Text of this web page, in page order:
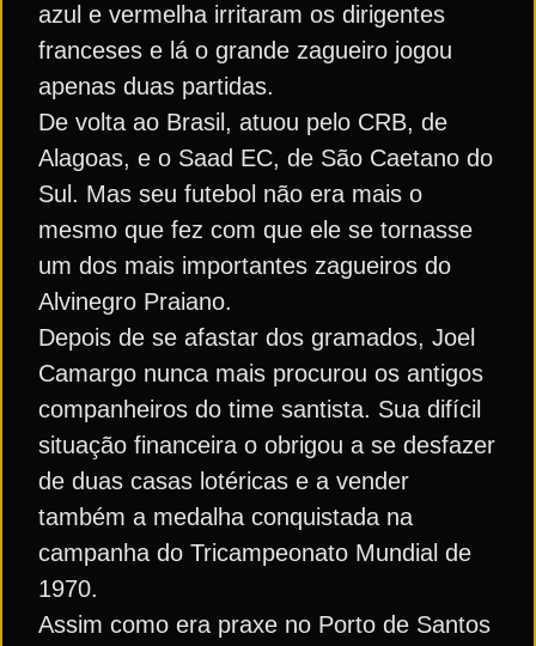
azul e vermelha irritaram os dirigentes
franceses e lá o grande zagueiro jogou
apenas duas partidas.
De volta ao Brasil, atuou pelo CRB, de
Alagoas, e o Saad EC, de São Caetano do
Sul. Mas seu futebol não era mais o
mesmo que fez com que ele se tornasse
um dos mais importantes zagueiros do
Alvinegro Praiano.
Depois de se afastar dos gramados, Joel
Camargo nunca mais procurou os antigos
companheiros do time santista. Sua difícil
situação financeira o obrigou a se desfazer
de duas casas lotéricas e a vender
também a medalha conquistada na
campanha do Tricampeonato Mundial de
1970.
Assim como era praxe no Porto de Santos